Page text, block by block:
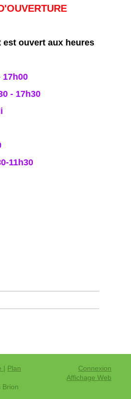
est ouvert aux heures
17h00
- 17h30
11h30
| Plan
Brion
Connexion
Affichage Web